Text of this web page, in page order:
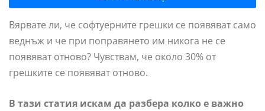
Вярвате ли, че софтуерните грешки се появяват само
веднъж и че при поправянето им никога не се
появяват отново? Чувствам, че около 30% от
грешките се появяват отново.
В тази статия искам да разбера колко е важно